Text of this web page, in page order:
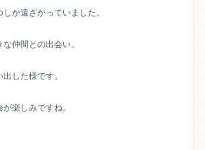
か遠ざかっていました。
仲間との出会い。
した様です。
楽しみですね。